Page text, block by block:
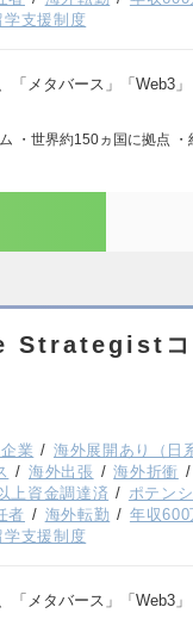
学支援制度
「メタバース」「Web3」
・世界約150ヵ国に拠点 ・
Strategistコ
業 海外展開あり（日
海外出張 海外折衝
上資金調達済 ポテン
者 海外転勤 年収600
学支援制度
「メタバース」「Web3」